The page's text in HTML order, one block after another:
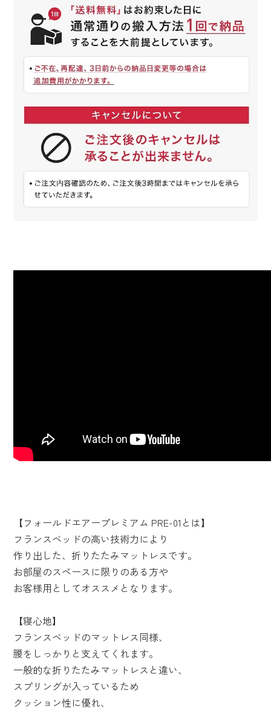
【フォールドエアープレミアム PRE-01とは】
フランスベッドの高い技術力により
作り出した、折りたたみマットレスです。
お部屋のスペースに限りのある方や
お客様用としてオススメとなります。
【寝心地】
フランスベッドのマットレス同様、
腰をしっかりと支えてくれます。
一般的な折りたたみマットレスと違い、
スプリングが入っているため
クッション性に優れ、